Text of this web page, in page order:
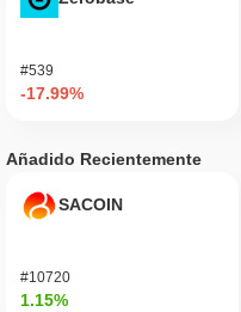
#539
-17.99%
Añadido Recientemente
SACOIN
#10720
1.15%